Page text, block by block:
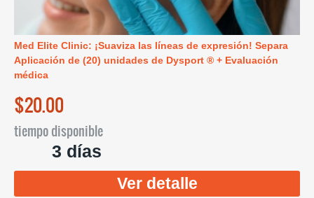
Med Elite Clinic: ¡Suaviza las líneas de expresión! Separa
Aplicación de (20) unidades de Dysport ® + Evaluación
médica
$20.00
tiempo disponible
3 días
Ver detalle